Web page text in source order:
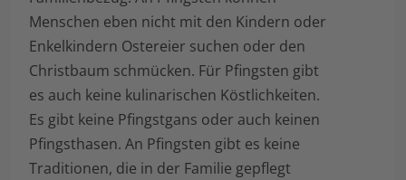
Menschen eben nicht mit den Kindern oder
Enkelkindern Ostereier suchen oder den
Christbaum schmücken. Für Pfingsten gibt
es auch keine kulinarischen Köstlichkeiten.
Es gibt keine Pfingstgans oder auch keinen
Pfingsthasen. An Pfingsten gibt es keine
Traditionen, die in der Familie gepflegt